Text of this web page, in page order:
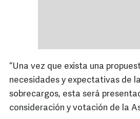
“Una vez que exista una
necesidades y expectativas de
sobrecargos, esta será
consideración y votación de la